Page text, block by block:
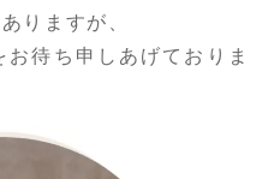
りますが、
待ち申しあげておりま